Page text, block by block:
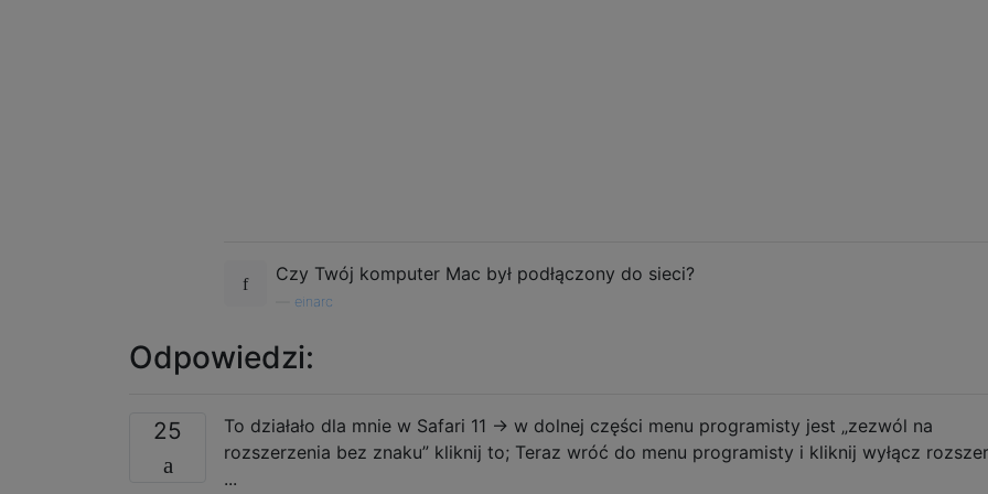
Czy Twój komputer Mac był podłączony do sieci?
einarc
Odpowiedzi:
25
To działało dla mnie w Safari 11 -> w dolnej części menu programisty jest „zezwól na
rozszerzenia bez znaku” kliknij to; Teraz wróć do menu programisty i kliknij wyłącz
...